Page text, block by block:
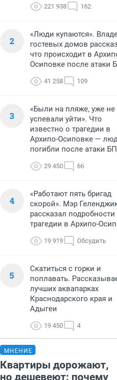
221 938 162
2
«Люди купаются».
гостевых домов
что происходит в
Осиповке после атаки
41 258 109
3
«Были на пляже, уже не
успевали уйти». Что
известно о трагедии в
Архипо-Осиповке —
погибли после атаки
29 450 66
4
«Работают пять бригад
скорой». Мэр
рассказал подробности
трагедии в Архипо-
19 919 Обсудить
5
Скатиться с горки и
поплавать.
лучших аквапарках
Краснодарского края и
Адыгеи
19 450 4
МНЕНИЕ
Квартиры дорожают,
но дешевеют: почему